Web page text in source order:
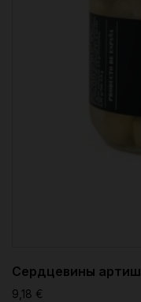
Сердцевины
9,18 €